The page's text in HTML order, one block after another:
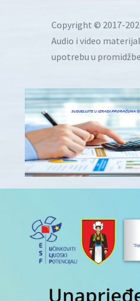
Copyright © 2017-
Audio i video
upotrebu u